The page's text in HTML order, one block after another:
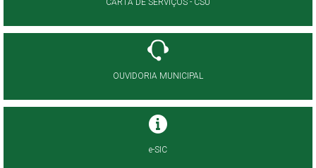
CARTA DE SERVIÇOS - CSU
OUVIDORIA MUNICIPAL
e-SIC